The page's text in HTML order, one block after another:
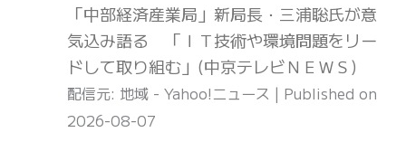
「中部経済産業局」新局長・三浦聡氏が意
気込み語る 「ＩＴ技術や環境問題をリー
ドして取り組む」(中京テレビＮＥＷＳ)
配信元: 地域 - Yahoo!ニュース
Published on
2026-08-07